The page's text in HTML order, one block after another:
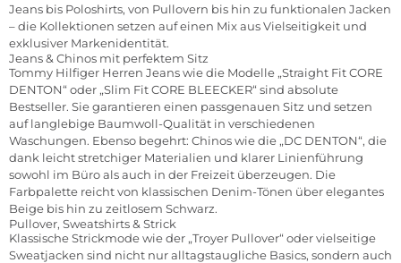
Jeans bis Poloshirts, von Pullovern bis hin zu funktionalen Jacken
– die Kollektionen setzen auf einen Mix aus Vielseitigkeit und
exklusiver Markenidentität.
Jeans & Chinos mit perfektem Sitz
Tommy Hilfiger Herren Jeans wie die Modelle „Straight Fit CORE
DENTON“ oder „Slim Fit CORE BLEECKER“ sind absolute
Bestseller. Sie garantieren einen passgenauen Sitz und setzen
auf langlebige Baumwoll-Qualität in verschiedenen
Waschungen. Ebenso begehrt: Chinos wie die „DC DENTON“, die
dank leicht stretchiger Materialien und klarer Linienführung
sowohl im Büro als auch in der Freizeit überzeugen. Die
Farbpalette reicht von klassischen Denim-Tönen über elegantes
Beige bis hin zu zeitlosem Schwarz.
Pullover, Sweatshirts & Strick
Klassische Strickmode wie der „Troyer Pullover“ oder vielseitige
Sweatjacken sind nicht nur alltagstaugliche Basics, sondern auch